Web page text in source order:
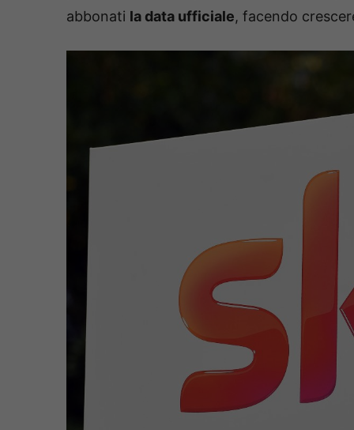
abbonati la data ufficiale, facendo